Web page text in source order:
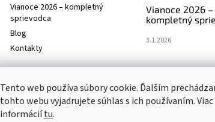
Tento web používa súbory cookie. Ďalším
tohto webu vyjadrujete súhlas s ich používaním. Viac
informáciítu.
Vianoce 2026 – kompletný
sprievodca
Blog
Kontakty
Vianoce 2026 –
kompletný
3.1.2026
Navštívte aj náš český e-shop